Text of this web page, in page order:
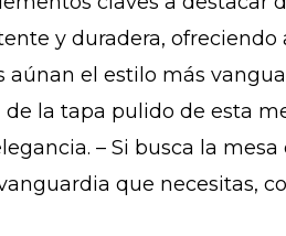
y duradera,
el estilo más
la tapa pulido de esta
– Si busca la
que necesitas,